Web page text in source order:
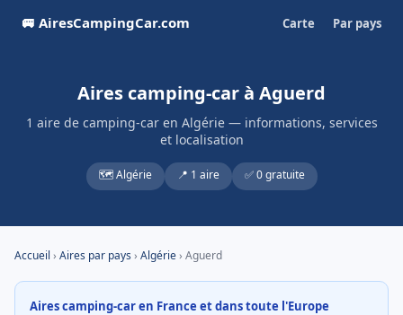
🚐 AiresCampingCar.com Carte Par pays
Aires camping-car à Aguerd
1 aire de camping-car en Algérie — informations, services
et localisation
🗺️ Algérie 📍 1 aire ✅ 0 gratuite
Accueil › Aires par pays› Algérie› Aguerd
Aires camping-car en France et dans toute l'Europe